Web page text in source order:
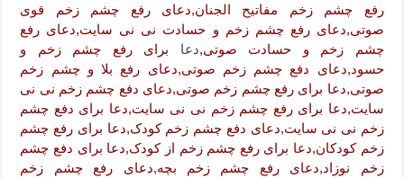
رفع چشم زخم مفاتیح الجنان,دعای رفع چشم زخم قوی
صوتی,دعای رفع چشم زخم و حسادت نی نی سایت,دعای رفع
چشم زخم و حسادت صوتی,دعا برای رفع چشم زخم و
حسود,دعای دفع چشم زخم صوتی,دعای رفع بلا و چشم زخم
صوتی,دعا برای رفع چشم زخم صوتی,دعای دفع چشم زخم نی نی
سایت,دعا برای رفع چشم زخم نی نی سایت,دعا برای دفع چشم
زخم نی نی سایت,دعای دفع چشم زخم کودک,دعا برای رفع چشم
زخم کودکان,دعا برای رفع چشم زخم از کودک,دعا برای دفع چشم
زخم نوزاد,دعای رفع چشم زخم بچه,دعای رفع چشم زخم